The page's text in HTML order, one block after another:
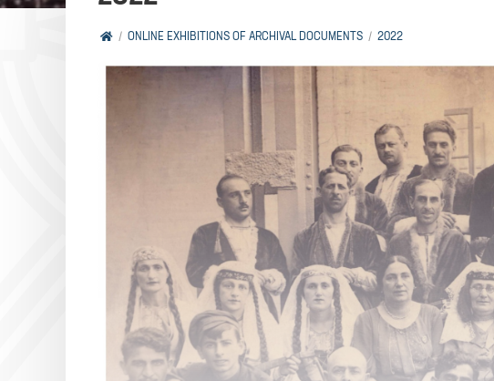
ONLINE EXHIBITIONS OF ARCHIVAL DOCUMENTS 2022